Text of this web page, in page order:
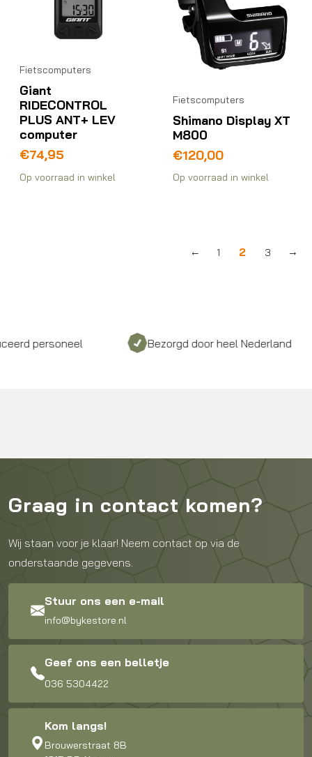
Fietscomputers
Giant
RIDECONTROL
PLUS ANT+ LEV
computer
€74,95
Op voorraad in winkel
Fietscomputers
Shimano Display XT
M800
€120,00
Op voorraad in winkel
← 1 2 3 →
Bezorgd door heel Nederland
Graag in contact komen?
Wij staan voor je klaar! Neem contact op via de
onderstaande gegevens.
Stuur ons een e-mail
info@bykestore.nl
Geef ons een belletje
036 5304422
Kom langs!
Brouwerstraat 8B